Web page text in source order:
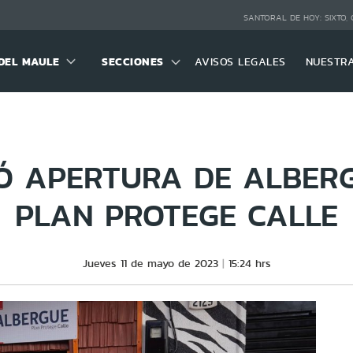
SANTORAL DE HOY: SIXTO,
MAULE SECCIONES AVISOS LEGALES
APERTURA DE
PLAN PROTEGE CALLE
Jueves 11 de mayo de 2023 15:24 hrs